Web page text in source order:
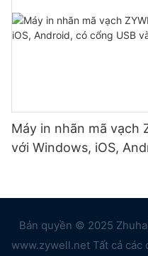
Máy in nhãn mã vạch
với Windows, iOS,
Bản quyền © 2025
www.zywell.net Tất cả các